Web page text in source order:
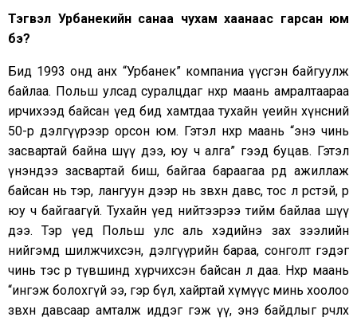
Тэгвэл Урбанекийн санаа чухам хаанаас гарсан юм
бэ?
Бид 1993 онд анх “Урбанек” компаниа үүсгэн байгуулж
байлаа. Польш улсад суралцдаг нөхөр маань амралтаараа
ирчихээд байсан үед бид хамтдаа тухайн үеийн хүнсний
50-р дэлгүүрээр орсон юм. Гэтэл нөхөр маань “энэ чинь
засвартай байна шүү дээ, юу ч алга” гээд буцав. Гэтэл
үнэндээ засвартай биш, байгаа бараагаа өрөөд ажиллаж
байсан нь тэр, лангуун дээр нь зөвхөн давс, тос л өрөөстэй, өөр
юу ч байгаагүй. Тухайн үед нийтээрээ тийм байлаа шүү
дээ. Тэр үед Польш улс аль хэдийнэ зах зээлийн
нийгэмд шилжчихсэн, дэлгүүрийн бараа, сонголт гэдэг
чинь тэс өөр түвшинд хүрчихсэн байсан л даа. Нөхөр маань
“ингэж болохгүй ээ, гэр бүл, хайртай хүмүүс минь хоолоо
зөвхөн давсаар амталж иддэг гэж үү, энэ байдлыг өөрчлөх